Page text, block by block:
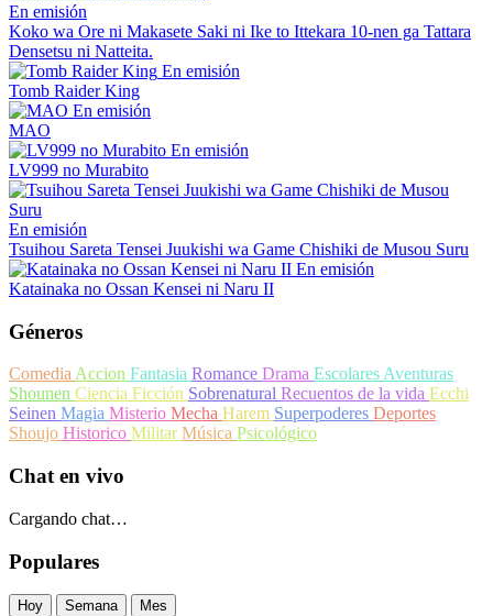
En emisión
Koko wa Ore ni Makasete Saki ni Ike to Ittekara 10-nen ga Tattara
Densetsu ni Natteita.
En emisión
Tomb Raider King
En emisión
MAO
En emisión
LV999 no Murabito
En emisión
Tsuihou Sareta Tensei Juukishi wa Game Chishiki de Musou Suru
En emisión
Katainaka no Ossan Kensei ni Naru II
Géneros
ComediaAccion Fantasia Romance Drama EscolaresAventuras
Shounen Ciencia Ficción Sobrenatural Recuentos de la vida Ecchi
Seinen Magia Misterio Mecha Harem Superpoderes Deportes
Shoujo Historico MilitarMúsica Psicológico
Chat en vivo
Cargando chat…
Populares
Hoy Semana Mes